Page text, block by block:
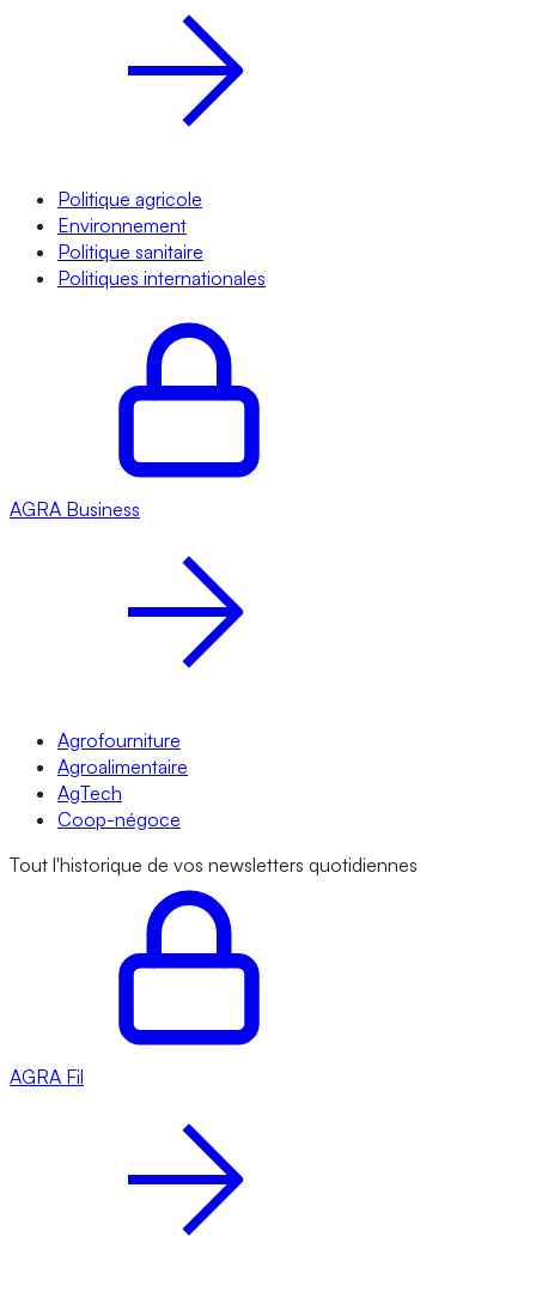
Politique agricole
Environnement
Politique sanitaire
Politiques internationales
AGRA Business
Agrofourniture
Agroalimentaire
AgTech
Coop-négoce
Tout l'historique de vos newsletters quotidiennes
AGRA Fil